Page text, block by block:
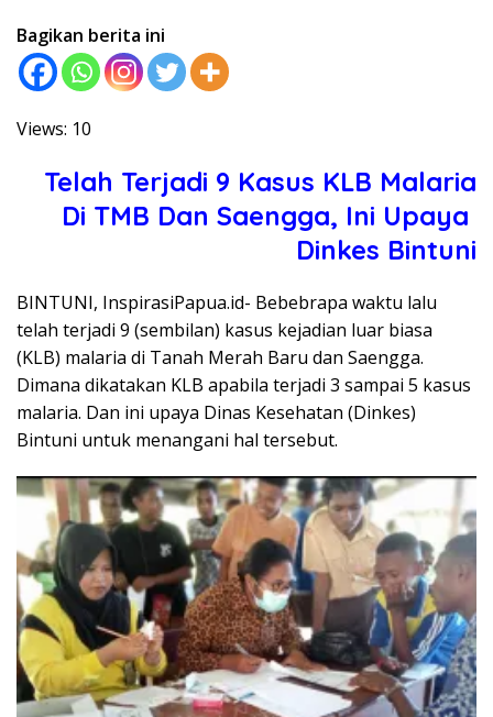
Bagikan berita ini
Views: 10
Telah Terjadi 9 Kasus KLB Malaria
Di TMB Dan Saengga, Ini Upaya
Dinkes Bintuni
BINTUNI, InspirasiPapua.id- Bebebrapa waktu lalu
telah terjadi 9 (sembilan) kasus kejadian luar biasa
(KLB) malaria di Tanah Merah Baru dan Saengga.
Dimana dikatakan KLB apabila terjadi 3 sampai 5 kasus
malaria. Dan ini upaya Dinas Kesehatan (Dinkes)
Bintuni untuk menangani hal tersebut.